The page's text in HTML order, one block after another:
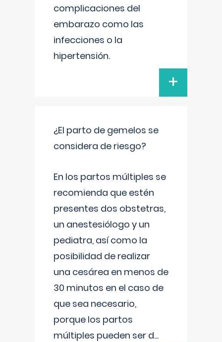
complicaciones del
embarazo como las
infecciones o la
hipertensión.
+
¿El parto de gemelos se
considera de riesgo?
En los partos múltiples se
recomienda que estén
presentes dos obstetras,
un anestesiólogo y un
pediatra, así como la
posibilidad de realizar
una cesárea en menos de
30 minutos en el caso de
que sea necesario,
porque los partos
múltiples pueden ser d...